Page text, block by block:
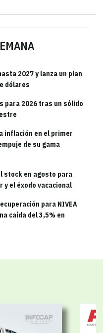
2027 y lanza un plan
dólares
para 2026 tras un sólido
inflación en el primer
de su gama
stock en agosto para
el éxodo vacacional
para NIVEA
caída del 3,5% en